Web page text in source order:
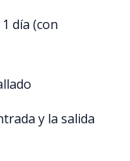
día (con
y la salida